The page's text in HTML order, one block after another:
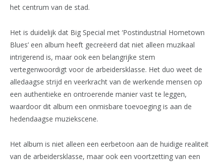
het centrum van de stad.
Het is duidelijk dat Big Special met ‘Postindustrial Hometown
Blues’ een album heeft gecreëerd dat niet alleen muzikaal
intrigerend is, maar ook een belangrijke stem
vertegenwoordigt voor de arbeidersklasse. Het duo weet de
alledaagse strijd en veerkracht van de werkende mensen op
een authentieke en ontroerende manier vast te leggen,
waardoor dit album een onmisbare toevoeging is aan de
hedendaagse muziekscene.
Het album is niet alleen een eerbetoon aan de huidige realiteit
van de arbeidersklasse, maar ook een voortzetting van een